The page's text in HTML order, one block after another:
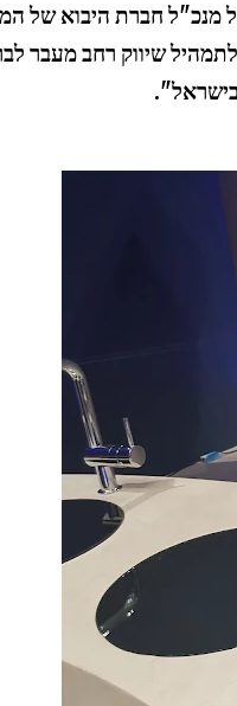
מנכ"ל חברת היבוא של
שיווק רחב מעבר